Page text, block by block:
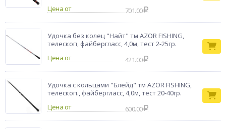
Цена от
701.00
Удочка без колец "Найт" тм AZOR FISHING,
телескоп, файбергласс, 4,0м, тест 2-25гр.
Цена от
421.00
Удочка с кольцами "Блейд" тм AZOR FISHING,
телескоп., файбергласс, 4,0м, тест 20-40гр.
Цена от
600.00